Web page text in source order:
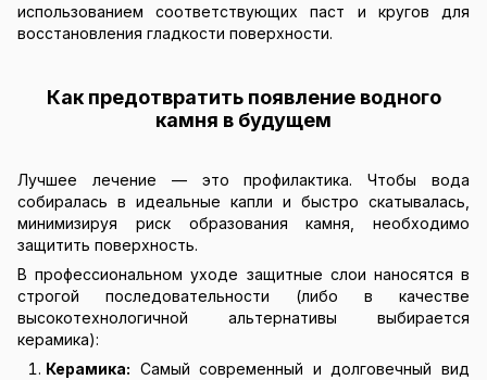
использованием соответствующих паст и кругов для
восстановления гладкости поверхности.
Как предотвратить появление водного
камня в будущем
Лучшее лечение — это профилактика. Чтобы вода
собиралась в идеальные капли и быстро скатывалась,
минимизируя риск образования камня, необходимо
защитить поверхность.
В профессиональном уходе защитные слои наносятся в
строгой последовательности (либо в качестве
высокотехнологичной альтернативы выбирается
керамика):
Керамика: Самый современный и долговечный вид